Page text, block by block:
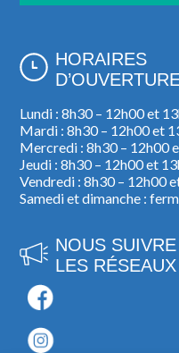
HORAIRES
Lundi : 8h30 – 12h00 et
Mardi : 8h30 – 12h00 et
Mercredi : 8h30 – 12h00
Jeudi : 8h30 – 12h00 et
Vendredi : 8h30 – 12h00
Samedi et dimanche :
NOUS
LES